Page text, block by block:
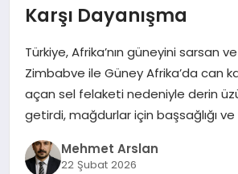
SAĞLIK
EĞITIM
Karşı Dayanışma
Türkiye, Afrika’nın güneyini sarsan
Zimbabve ile Güney Afrika’da can
açan sel felaketi nedeniyle derin
getirdi, mağdurlar için başsağlığı
Mehmet Arslan
22 Şubat 2026